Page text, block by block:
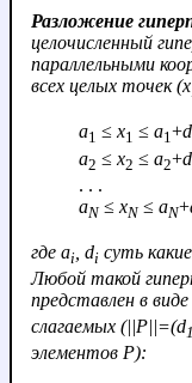
Разложение
целочисленный
параллельными
всех целых точек (x
a1 ≤ x1 ≤ a1+d
a2 ≤ x2 ≤ a2+d
. . .
aN ≤ xN ≤ aN+
где ai di суть
Любой такой
представлен в
слагаемых (||P||=(d1
элементов P):